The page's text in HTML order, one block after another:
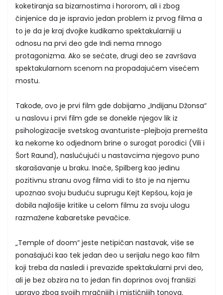
koketiranja sa bizarnostima i hororom, ali i zbog
činjenice da je ispravio jedan problem iz prvog filma a
to je da je kraj dvojke kudikamo spektakularniji u
odnosu na prvi deo gde Indi nema mnogo
protagonizma. Ako se sećate, drugi deo se završava
spektakularnom scenom na propadajućem visećem
mostu.
Takođe, ovo je prvi film gde dobijamo „Indijanu Džonsa“
u naslovu i prvi film gde se donekle njegov lik iz
psihologizacije svetskog avanturiste-plejboja premešta
ka nekome ko odjednom brine o surogat porodici (Vili i
Šort Raund), naslućujući u nastavcima njegovo puno
skarašavanje u braku. Inače, Spilberg kao jedinu
pozitivnu stranu ovog filma vidi to što je na njemu
upoznao svoju buduću suprugu Kejt Kepšou, koja je
dobila najlošije kritike u celom filmu za svoju ulogu
razmažene kabaretske pevačice.
„Temple of doom“ jeste netipičan nastavak, više se
ponašajući kao tek jedan deo u serijalu nego kao film
koji treba da nasledi i prevaziđe spektakularni prvi deo,
ali je bez obzira na to jedan fin doprinos ovoj franšizi
upravo zbog svojih mračnijih i mističnijih tonova.